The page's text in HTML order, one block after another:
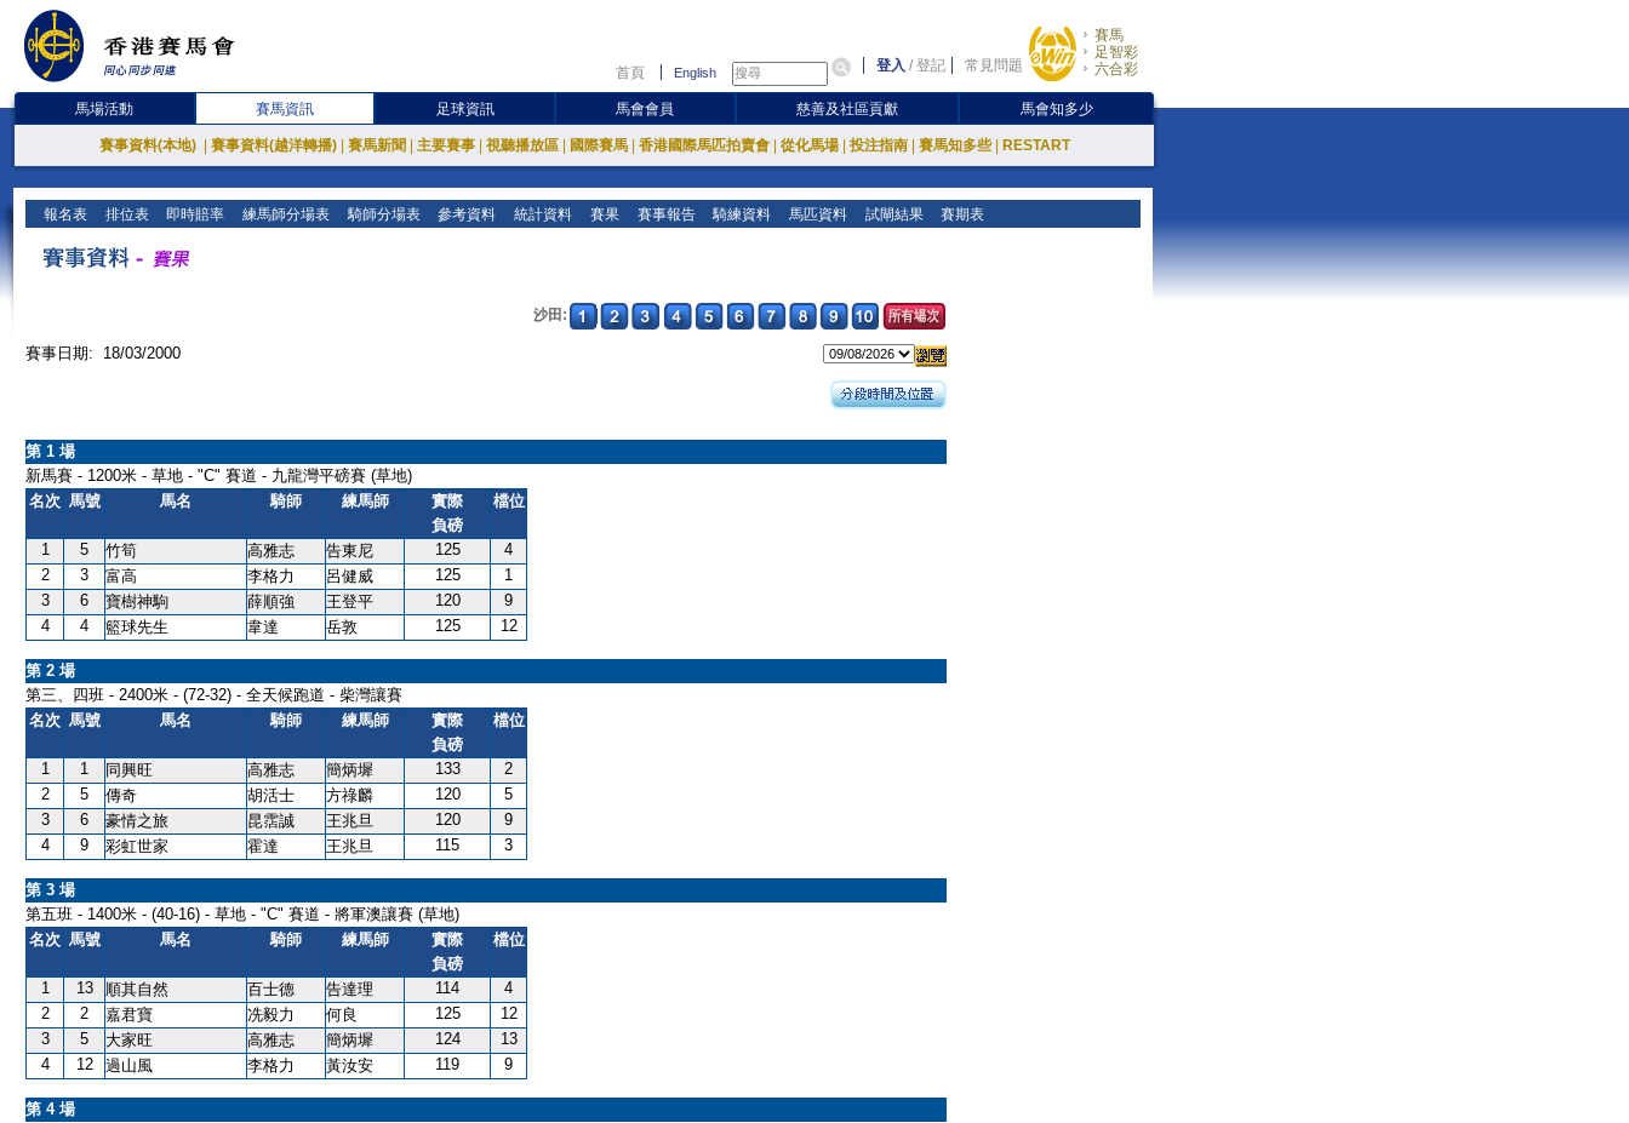
首頁 English 登入 /登記 常見問題
賽馬
足智彩
六合彩
馬場活動 賽馬資訊 足球資訊 馬會會員 慈善及社區貢獻 馬會知多少
賽事資料(本地) 賽事資料(越洋轉播) 賽馬新聞 主要賽事 視聽播放區 國際賽馬 香港國際馬匹拍賣會 從化馬場 投注指南 賽馬知多些 RESTART
報名表 排位表 即時賠率 練馬師分場表 騎師分場表 參考資料 統計資料 賽果 賽事報告 騎練資料 馬匹資料 試閘結果 賽期表
沙田:
賽事日期: 18/03/2000
第 1 場
新馬賽 - 1200米 - 草地 - "C" 賽道 - 九龍灣平磅賽 (草地)
名次 馬號 馬名 騎師 練馬師
實際
負磅
檔位
1 5 竹筍 高雅志 告東尼 125
4
2
3 富高 李格力 呂健威 125
1
3
6 寶樹神駒 薛順強 王登平 120
9
4
4 籃球先生 韋達 岳敦 125 12
第 2 場
第三、四班 - 2400米 - (72-32) - 全天候跑道 - 柴灣讓賽
名次 馬號 馬名 騎師 練馬師
實際
負磅
檔位
1 1 同興旺 高雅志 簡炳墀 133
2
2
5 傳奇 胡活士 方祿麟 120
5
3
6 豪情之旅 昆霑誠 王兆旦 120
9
4
9 彩虹世家 霍達 王兆旦 115 3
第 3 場
第五班 - 1400米 - (40-16) - 草地 - "C" 賽道 - 將軍澳讓賽 (草地)
名次 馬號 馬名 騎師 練馬師
實際
負磅
檔位
1 13 順其自然 百士德 告達理 114
4
2
2 嘉君寶 冼毅力 何良 125
12
3
5 大家旺 高雅志 簡炳墀 124
13
4
12 過山風 李格力 黃汝安 119 9
第 4 場